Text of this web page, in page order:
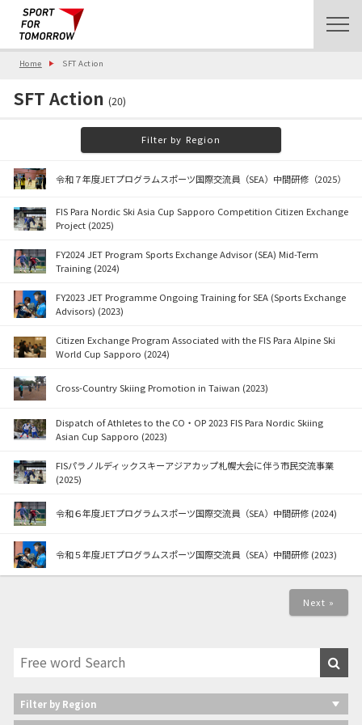
Home SFT Action
SFT Action (20)
Filter by Region
令和７年度JETプログラムスポーツ国際交流員（SEA）中間研修（2025）
FIS Para Nordic Ski Asia Cup Sapporo Competition Citizen Exchange
Project (2025)
FY2024 JET Program Sports Exchange Advisor (SEA) Mid-Term
Training (2024)
FY2023 JET Programme Ongoing Training for SEA (Sports Exchange
Advisors) (2023)
Citizen Exchange Program Associated with the FIS Para Alpine Ski
World Cup Sapporo (2024)
Cross-Country Skiing Promotion in Taiwan (2023)
Dispatch of Athletes to the CO・OP 2023 FIS Para Nordic Skiing
Asian Cup Sapporo (2023)
FISパラノルディックスキーアジアカップ札幌大会に伴う市民交流事業
(2025)
令和６年度JETプログラムスポーツ国際交流員（SEA）中間研修 (2024)
令和５年度JETプログラムスポーツ国際交流員（SEA）中間研修 (2023)
Next »
Filter by Region